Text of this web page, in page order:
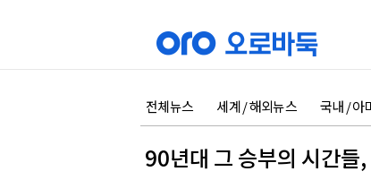
전체뉴스 세계 / 해외뉴스 국내 / 아
90년대 그 승부의 시간들